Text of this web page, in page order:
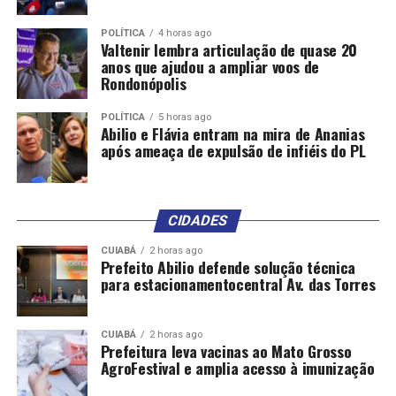
paisagem porque eles não conseguem mais se adaptar a
essas variáveis climáticas atuais”, avalia.
Umbuzeiro impressiona pela grandiosidade e quantidade
de frutos | Foto: Reprodução/ Secretaria de
A climatologista do Instituto Agronômico de
Pernambuco diz também que essas lições podem ser
aplicadas ao meio urbano, “reservando espaços na
cidade que possam servir para o cultivo de alimento,
como quintais produtivos e farmácias vivas. Mas é
preciso ter uma política pública que oriente e que
financie. Porque quem tem dinheiro manda buscar a
comida, mas sem justiça social não se combate as
mudanças climáticas. É preciso pensar em formas
POLÍTICA 4 horas ago
Valtenir lembra articulação de quase 20
anos que ajudou a ampliar voos de
Rondonópolis
POLÍTICA 5 horas ago
Abilio e Flávia entram na mira de Ananias
após ameaça de expulsão de infiéis do PL
CIDADES
CUIABÁ 2 horas ago
Prefeito Abilio defende solução técnica
para estacionamentocentral Av. das Torres
CUIABÁ 2 horas ago
Prefeitura leva vacinas ao Mato Grosso
AgroFestival e amplia acesso à imunização